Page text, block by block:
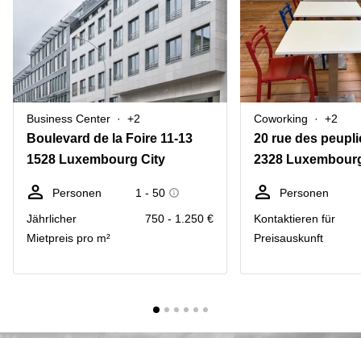
Coworking
Salles
de
réunion
Bureau
virtuel
Senningerberg
Bertrange
Sandweiler
Luxembourg
Coworking
Bertrange
Centre
d'affaires
Luxembourg
Bureaux
Esch-sur-
Сoworking
Sandweiler
Bureaux
Log-in
Sprache wählen
Luxembourg
Business Center +2
Boulevard de la Foire 11-13
1528 Luxembourg City
Personen
1 - 50
Jährlicher
Mietpreis pro m²
750 - 1.250 €
Coworking +2
20 rue des
2328
Personen
Kontaktieren für
Preisauskunft